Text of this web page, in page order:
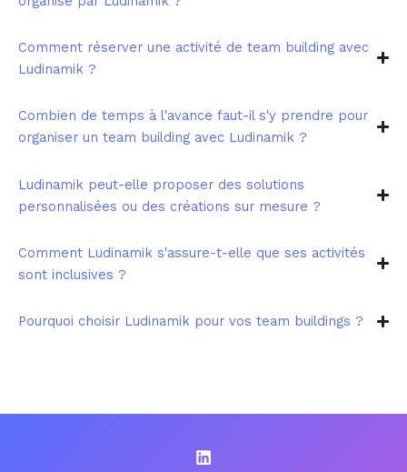
Comment réserver une activité de team building avec
Ludinamik ?
Combien de temps à l'avance faut-il s'y prendre pour
organiser un team building avec Ludinamik ?
Ludinamik peut-elle proposer des solutions
personnalisées ou des créations sur mesure ?
Comment Ludinamik s'assure-t-elle que ses activités
sont inclusives ?
Pourquoi choisir Ludinamik pour vos team buildings ?